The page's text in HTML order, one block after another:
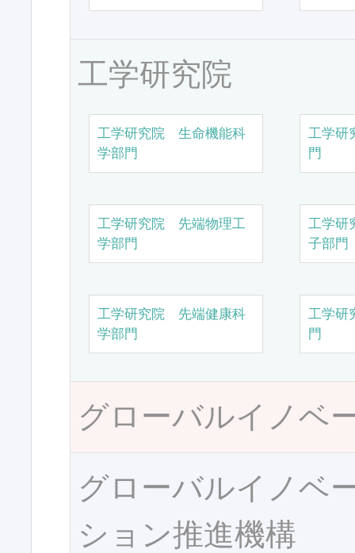
工学研究院
工学研究院 生命機能科
学部門
工学研
門
工学研究院 先端物理工
学部門
工学研
子部門
工学研究院 先端健康科
学部門
工学研
門
グローバルイノベ
グローバルイノベ
ション推進機構